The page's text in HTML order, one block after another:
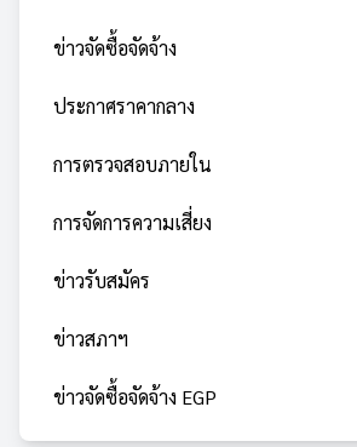
ข่าวจัดซื้อจัดจ้าง
ประกาศราคากลาง
การตรวจสอบภายใน
การจัดการความเสี่ยง
ข่าวรับสมัคร
ข่าวสภาฯ
ข่าวจัดซื้อจัดจ้าง EGP